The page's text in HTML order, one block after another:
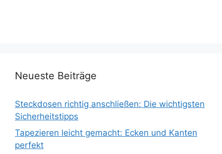
Neueste Beiträge
Steckdosen richtig anschließen: Die wichtigsten
Sicherheitstipps
Tapezieren leicht gemacht: Ecken und Kanten
perfekt